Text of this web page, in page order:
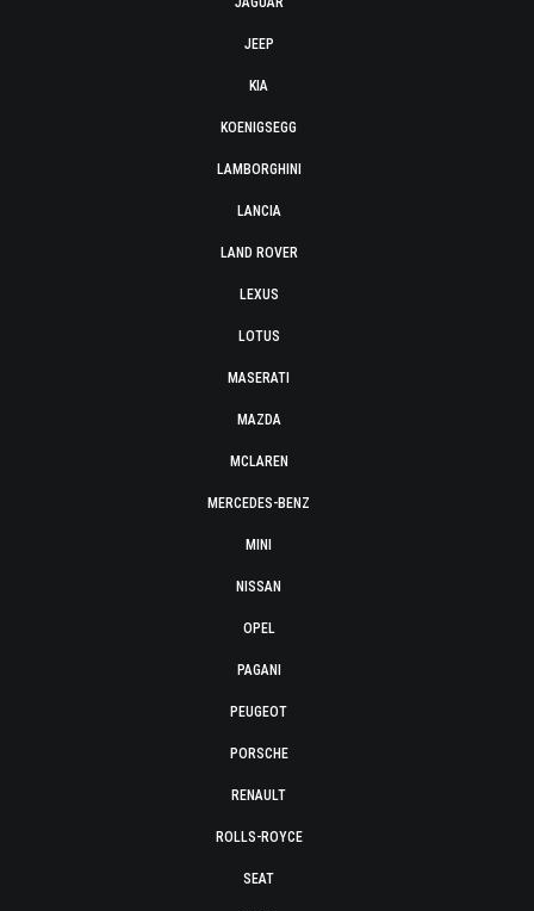
JEEP
KIA
KOENIGSEGG
LAMBORGHINI
LANCIA
LAND ROVER
LEXUS
LOTUS
MASERATI
MAZDA
MCLAREN
MERCEDES-BENZ
MINI
NISSAN
OPEL
PAGANI
PEUGEOT
PORSCHE
RENAULT
ROLLS-ROYCE
SEAT